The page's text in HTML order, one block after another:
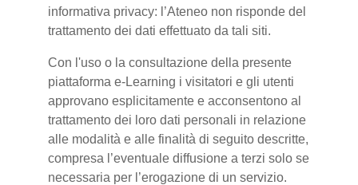
informativa privacy: l’Ateneo non risponde del
trattamento dei dati effettuato da tali siti.
Con l'uso o la consultazione della presente
piattaforma e-Learning i visitatori e gli utenti
approvano esplicitamente e acconsentono al
trattamento dei loro dati personali in relazione
alle modalità e alle finalità di seguito descritte,
compresa l’eventuale diffusione a terzi solo se
necessaria per l’erogazione di un servizio.